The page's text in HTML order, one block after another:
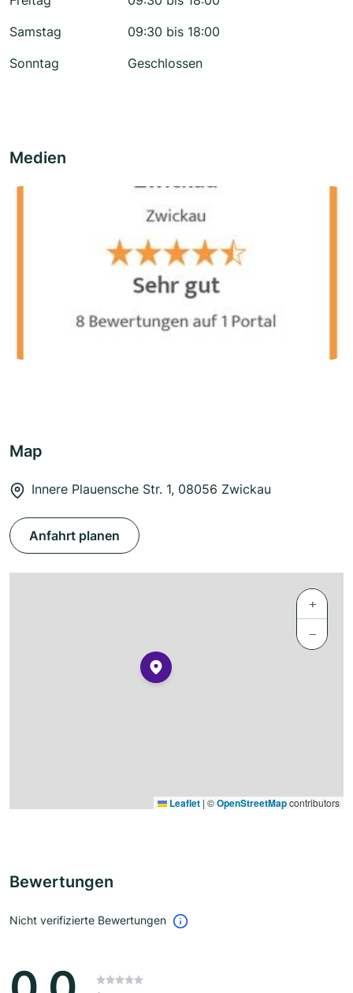
Samstag
09:30 bis 18:00
Sonntag
Geschlossen
Medien
Map
Innere Plauensche Str. 1, 08056 Zwickau
Anfahrt planen
+
−
Leaflet | ©OpenStreetMapcontributors
Bewertungen
Nicht verifizierte Bewertungen